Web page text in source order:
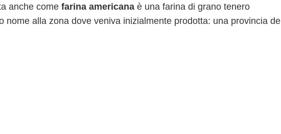
anche come farina americana è una farina di grano tenero
nome alla zona dove veniva inizialmente prodotta: una provincia del